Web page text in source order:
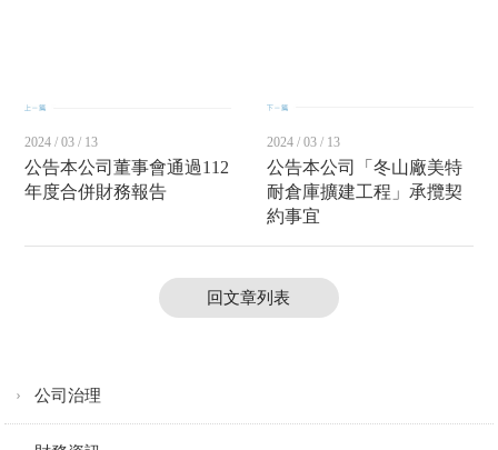
2024 / 03 / 13
公告本公司董事會通過112
年度合併財務報告
2024 / 03 / 13
公告本公司「冬山廠美特
耐倉庫擴建工程」承攬契
約事宜
回文章列表
公司治理